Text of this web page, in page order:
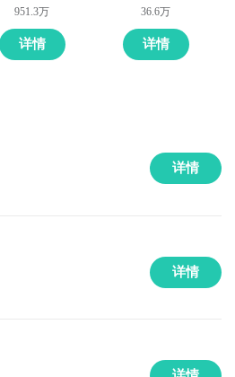
951.3万
详情
36.6万
详情
详情
详情